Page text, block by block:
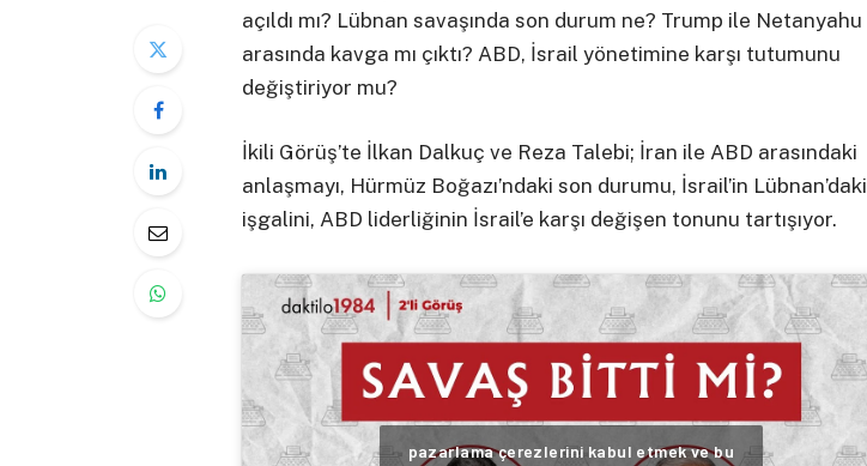
açıldı mı? Lübnan savaşında son durum ne? Trump ile Netanyahu
arasında kavga mı çıktı? ABD, İsrail yönetimine karşı tutumunu
değiştiriyor mu?
İkili Görüş’te İlkan Dalkuç ve Reza Talebi; İran ile ABD arasındaki
anlaşmayı, Hürmüz Boğazı’ndaki son durumu, İsrail’in Lübnan’daki
işgalini, ABD liderliğinin İsrail’e karşı değişen tonunu tartışıyor.
pazarlama çerezlerini kabul etmek ve bu